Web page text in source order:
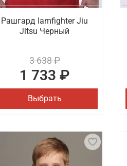
Рашгард Iamfighter Jiu
Jitsu Черный
3 638 ₽
1 733 ₽
Выбрать